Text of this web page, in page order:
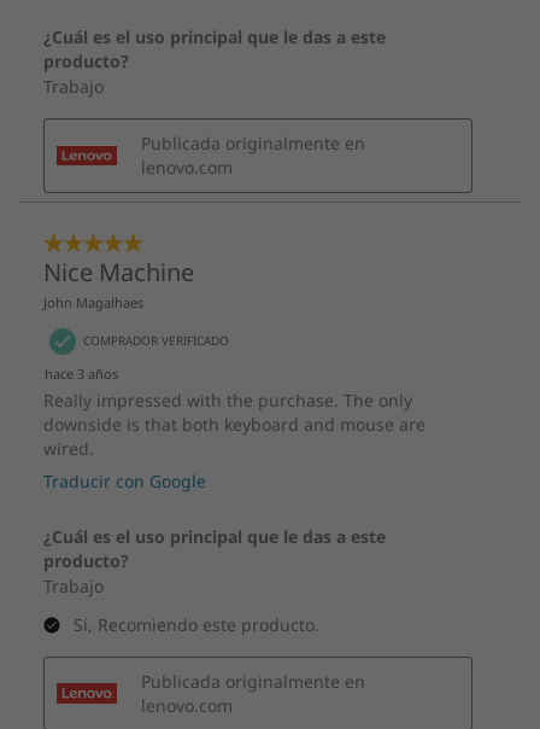
Sostenibilidad
Soldadura a baja temperatura
Packaging 90 % reciclado o sostenible*
* De media, el packaging del producto contendrá un porcentaje
siguientes materiales: contenido reciclado, plástico de origen
renovable, material de fibra de origen renovable que no sea
madera o material forestal sostenible.
Contenido de la caja
ThinkCentre M90a de 3.ª generación (23" Intel)
Soporte del monitor seleccionado
Unidad de fuente de alimentación de hasta 230 W
Guía de inicio rápido
Las especificaciones pueden variar según la región o el modelo.